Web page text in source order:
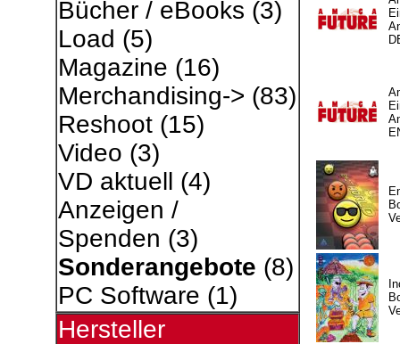
Bücher / eBooks (3)
Load (5)
Magazine (16)
Merchandising-> (83)
Reshoot(15)
Video (3)
VD aktuell (4)
Anzeigen /
Spenden (3)
Sonderangebote (8)
PC Software (1)
Hersteller